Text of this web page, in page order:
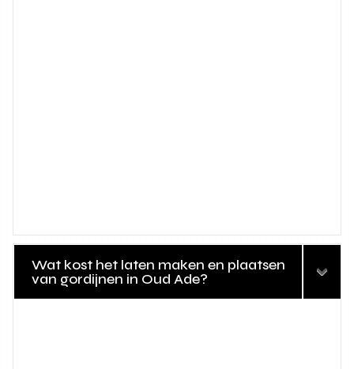
Wat kost het laten maken en plaatsen
van gordijnen in Oud Ade?